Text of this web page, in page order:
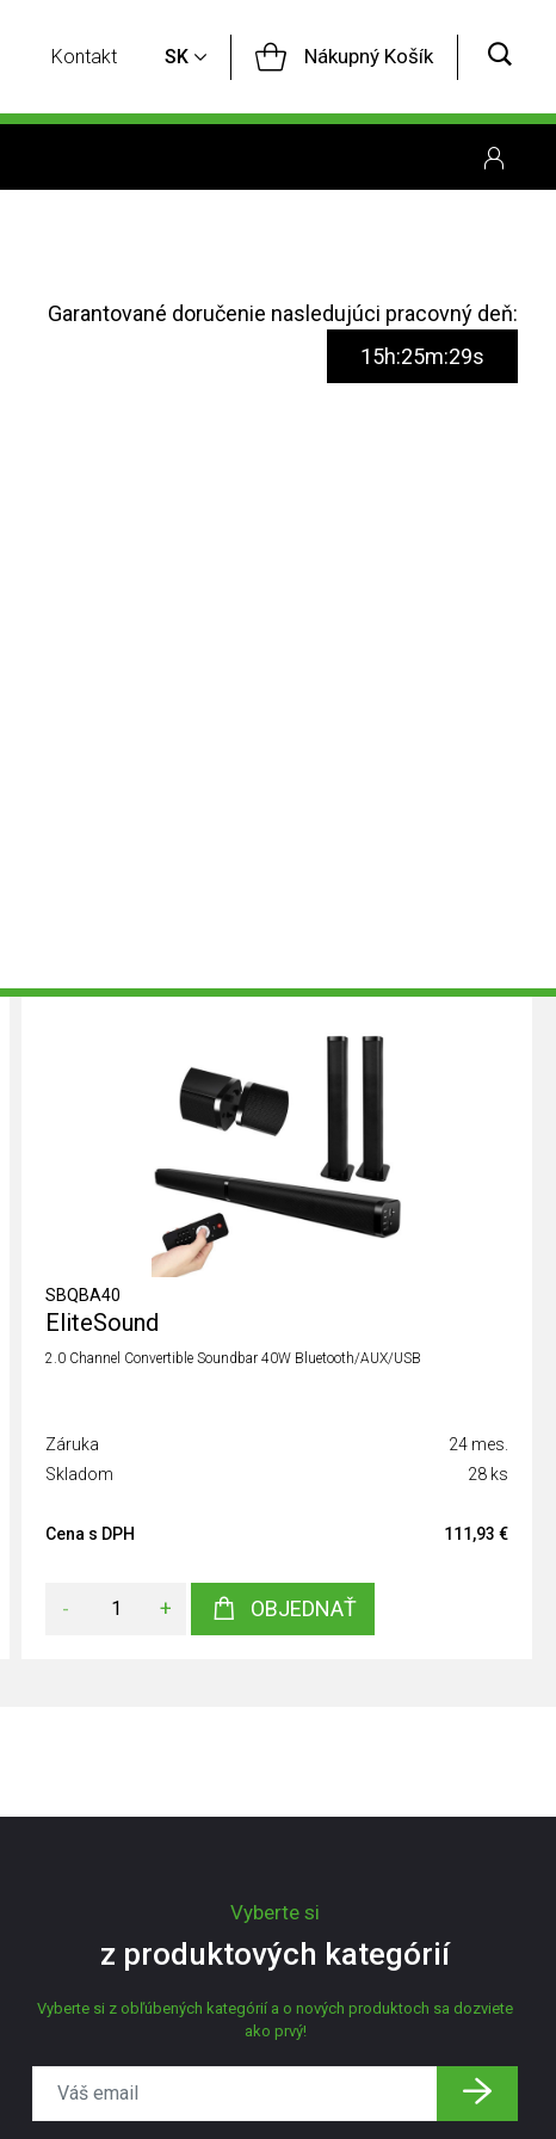
Kontakt SK Nákupný Košík
Garantované doručenie nasledujúci pracovný deň:
15h:25m:28s
SBQBA40
EliteSound
2.0 Channel Convertible Soundbar 40W Bluetooth/AUX/USB
Záruka
24 mes.
Skladom
28 ks
Cena s DPH 111,93 €
- + OBJEDNAŤ
Vyberte si
z produktových kategórií
Vyberte si z obľúbených kategórií a o nových produktoch sa dozviete
ako prvý!